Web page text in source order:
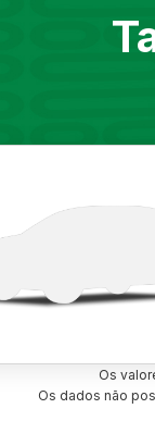
Os
Os dados não